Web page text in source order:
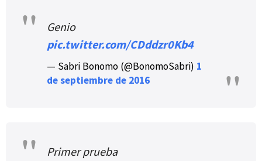
Genio
pic.twitter.com/CDddzr0Kb4
— Sabri Bonomo (@BonomoSabri) 1
de septiembre de 2016
Primer prueba